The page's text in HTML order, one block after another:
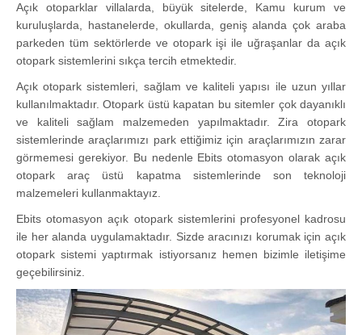
Açık otoparklar villalarda, büyük sitelerde, Kamu kurum ve
kuruluşlarda, hastanelerde, okullarda, geniş alanda çok araba
parkeden tüm sektörlerde ve otopark işi ile uğraşanlar da açık
otopark sistemlerini sıkça tercih etmektedir.
Açık otopark sistemleri, sağlam ve kaliteli yapısı ile uzun yıllar
kullanılmaktadır. Otopark üstü kapatan bu sitemler çok dayanıklı
ve kaliteli sağlam malzemeden yapılmaktadır. Zira otopark
sistemlerinde araçlarımızı park ettiğimiz için araçlarımızın zarar
görmemesi gerekiyor. Bu nedenle Ebits otomasyon olarak açık
otopark araç üstü kapatma sistemlerinde son teknoloji
malzemeleri kullanmaktayız.
Ebits otomasyon açık otopark sistemlerini profesyonel kadrosu
ile her alanda uygulamaktadır. Sizde aracınızı korumak için açık
otopark sistemi yaptırmak istiyorsanız hemen bizimle iletişime
geçebilirsiniz.